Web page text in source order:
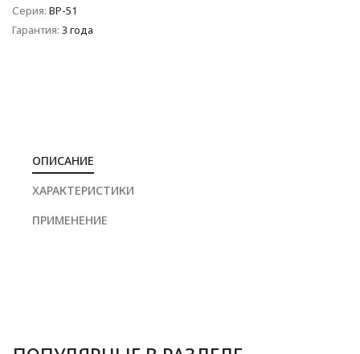
Серия: BP-51
Гарантия: 3 года
ОПИСАНИЕ
ХАРАКТЕРИСТИКИ
ПРИМЕНЕНИЕ